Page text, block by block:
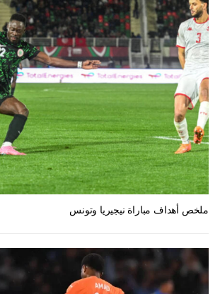
ملخص أهداف مباراة نيجيريا وتونس